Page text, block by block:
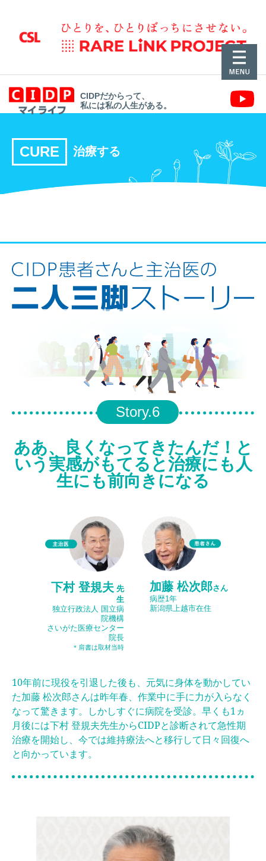
CIDPだからって、
私には私の人生がある。
CURE 治療する
Story.6
ああ、良くなってきたんだ！と
いう実感がもてると治療にも人
生にも前向きになる
下村 登規夫 先
生
独立行政法人 国立病
院機構
さいがた医療センター
院長
＊肩書は取材当時
加藤 松次郎さん
病歴1年
新潟県上越市在住
10年前に現役を引退した後も、元気に身体を動かしてい
た加藤 松次郎さんは昨年春、作業中に手に力が入らなく
なって驚きます。
しかしすぐに病院を受診。早くも1ヵ
月後には下村 登規夫先生からCIDPと診断されて急性期
治療を開始し、 今では維持療法へと移行して日々回復へ
と向かっています。